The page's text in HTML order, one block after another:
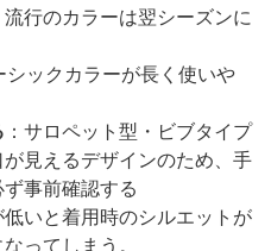
流行のカラーは翌シーズンに
ックカラーが長く使いや
：サロペット型・ビブタイプ
見えるデザインのため、手
事前確認する
低いと着用時のシルエットが
ってしまう。